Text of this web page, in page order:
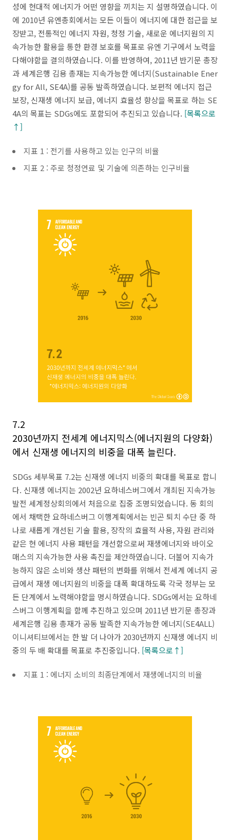
성에 현대적 에너지가 어떤 영향을 끼치는 지 설명하였습니다. 이
에 2010년 유엔총회에서는 모든 이들이 에너지에 대한 접근을 보
장받고, 전통적인 에너지 자원, 청정 기술, 새로운 에너지원의 지
속가능한 활용을 통한 환경 보호를 목표로 유엔 기구에서 노력을
다해야함을 결의하였습니다. 이를 반영하여, 2011년 반기문 총장
과 세계은행 김용 총재는 지속가능한 에너지(Sustainable Ener
gy for All, SE4A)를 공동 발족하였습니다. 보편적 에너지 접근
보장, 신재생 에너지 보급, 에너지 효율성 향상을 목표로 하는 SE
4A의 목표는 SDGs에도 포함되어 추진되고 있습니다. [목록으로
↑]
지표 1 : 전기를 사용하고 있는 인구의 비율
지표 2 : 주로 청정연료 및 기술에 의존하는 인구비율
7.2
2030년까지 전세계 에너지믹스(에너지원의 다양화)
에서 신재생 에너지의 비중을 대폭 늘린다.
SDGs 세부목표 7.2는 신재생 에너지 비중의 확대를 목표로 합니
다. 신재생 에너지는 2002년 요하네스버그에서 개최된 지속가능
발전 세계정상회의에서 처음으로 집중 조명되었습니다. 동 회의
에서 채택한 요하네스버그 이행계획에서는 빈곤 퇴치 수단 중 하
나로 새롭게 개선된 기술 활용, 장작의 효율적 사용, 자원 관리와
같은 현 에너지 사용 패턴을 개선함으로써 재생에너지와 바이오
매스의 지속가능한 사용 촉진을 제안하였습니다. 더불어 지속가
능하지 않은 소비와 생산 패턴의 변화를 위해서 전세계 에너지 공
급에서 재생 에너지원의 비중을 대폭 확대하도록 각국 정부는 모
든 단계에서 노력해야함을 명시하였습니다. SDGs에서는 요하네
스버그 이행계획을 함께 추진하고 있으며 2011년 반기문 총장과
세계은행 김용 총재가 공동 발족한 지속가능한 에너지(SE4ALL)
이니셔티브에서는 한 발 더 나아가 2030년까지 신재생 에너지 비
중의 두 배 확대를 목표로 추진중입니다. [목록으로↑]
지표 1 : 에너지 소비의 최종단계에서 재생에너지의 비율